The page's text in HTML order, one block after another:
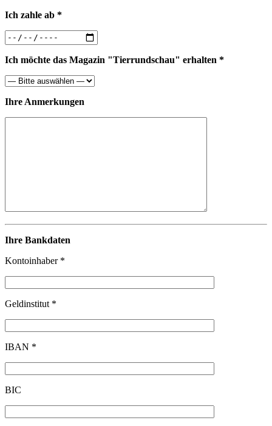
Ich zahle ab *
Ich möchte das Magazin "Tierrundschau" erhalten *
Ihre Anmerkungen
Ihre Bankdaten
Kontoinhaber *
Geldinstitut *
IBAN *
BIC